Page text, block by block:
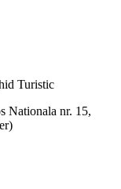
Turistic
Nationala nr. 15,